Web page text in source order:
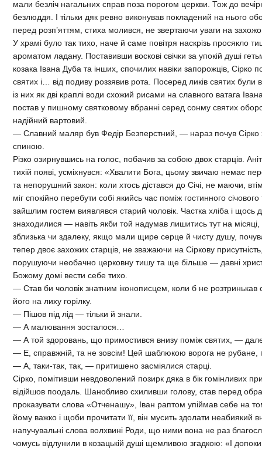
мали безліч нагальних справ поза порогом церкви. Тож до
безлюддя. І тільки дяк ревно виконував покладений на нього
перед розп’яттям, стиха молився, не звертаючи уваги на
У храмі було так тихо, наче й саме повітря наскрізь
ароматом ладану. Поставивши воскові свічки за упокій душі
козака Івана Дуба та інших, спочилих навіки запорожців, Сірко
святих і… від подиву роззявив рота. Посеред ликів святих
із них як дві краплі води схожий рисами на славного ватага
постав у пишному святковому вбранні серед сонму святих
надійний вартовий.
— Славний маляр був Федір Безперстний, — нараз почув Сірко
спиною.
Різко озирнувшись на голос, побачив за собою двох старців.
тихій появі, усміхнувся: «Хвалити Бога, цьому звичаю немає
та непорушний закон: коли хтось дістався до Січі, не маючи,
міг спокійно перебути собі якийсь час поміж гостинного
зайшлим гостем виявлявся старий чоловік. Частка хліба і щось
знаходилися — навіть якби той надумав лишитись тут на
зблизька чи здалеку, якщо мали щире серце й чисту душу,
тепер двоє захожих старців, не зважаючи на Сіркову
порушуючи необачно церковну тишу та ще більше — давні
Божому домі вести себе тихо.
— Став би чоловік знатним іконописцем, коли б не розтринькав
його на лиху горілку.
— Пішов під лід — тільки й знали.
— А малювання зосталося…
— А той здоровань, що примостився внизу поміж святих, —
— Е, справжній, та не зовсім! Цей шаблюкою ворога не рубане,
— А, таки-так, так, — притишено засміялися старці.
Сірко, помітивши невдоволений позирк дяка в бік гомінливих
відійшов поодаль. Шанобливо схиливши голову, став перед
проказувати слова «Отченашу», Іван раптом упіймав себе на
йому важко і щоби прочитати її, він мусить здолати неабиякий
напучувальні слова волхвині Роди, що ними вона не раз
чомусь відлунили в козацькій душі щемливою згадкою: «І